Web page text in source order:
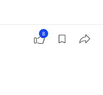
委原常委朱芝
8